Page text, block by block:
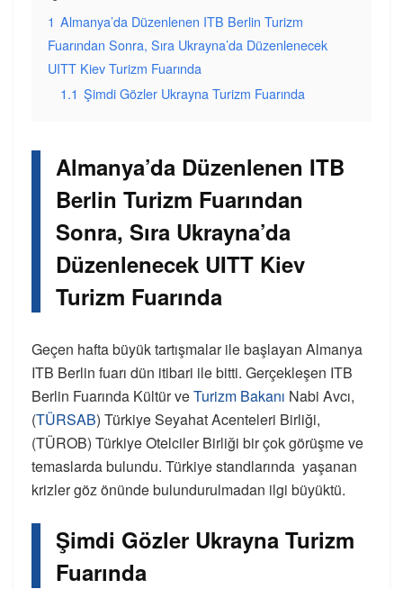
1 Almanya’da Düzenlenen ITB Berlin Turizm
Fuarından Sonra, Sıra Ukrayna’da Düzenlenecek
UITT Kiev Turizm Fuarında
1.1 Şimdi Gözler Ukrayna Turizm Fuarında
Almanya’da Düzenlenen ITB
Berlin Turizm Fuarından
Sonra, Sıra Ukrayna’da
Düzenlenecek UITT Kiev
Turizm Fuarında
Geçen hafta büyük tartışmalar ile başlayan Almanya
ITB Berlin fuarı dün itibari ile bitti. Gerçekleşen ITB
Berlin Fuarında Kültür veTurizm Bakanı Nabi Avcı,
(TÜRSAB) Türkiye Seyahat Acenteleri Birliği,
(TÜROB) Türkiye Otelciler Birliği bir çok görüşme ve
temaslarda bulundu. Türkiye standlarında yaşanan
krizler göz önünde bulundurulmadan ilgi büyüktü.
Şimdi Gözler Ukrayna Turizm
Fuarında